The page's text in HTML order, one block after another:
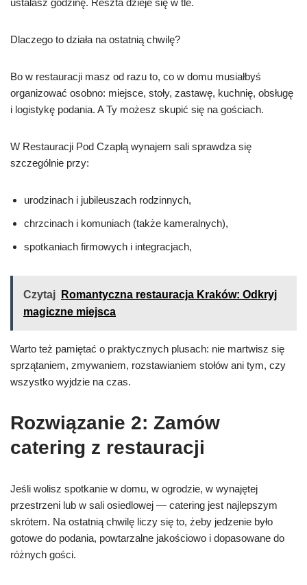
ustalasz godzinę. Reszta dzieje się w tle.
Dlaczego to działa na ostatnią chwilę?
Bo w restauracji masz od razu to, co w domu musiałbyś
organizować osobno: miejsce, stoły, zastawę, kuchnię, obsługę
i logistykę podania. A Ty możesz skupić się na gościach.
W Restauracji Pod Czaplą wynajem sali sprawdza się
szczególnie przy:
urodzinach i jubileuszach rodzinnych,
chrzcinach i komuniach (także kameralnych),
spotkaniach firmowych i integracjach,
Czytaj
Romantyczna restauracja Kraków: Odkryj
magiczne miejsca
Warto też pamiętać o praktycznych plusach: nie martwisz się
sprzątaniem, zmywaniem, rozstawianiem stołów ani tym, czy
wszystko wyjdzie na czas.
Rozwiązanie 2: Zamów
catering z restauracji
Jeśli wolisz spotkanie w domu, w ogrodzie, w wynajętej
przestrzeni lub w sali osiedlowej — catering jest najlepszym
skrótem. Na ostatnią chwilę liczy się to, żeby jedzenie było
gotowe do podania, powtarzalne jakościowo i dopasowane do
różnych gości.